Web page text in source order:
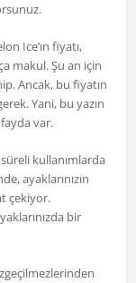
Ice’ın fiyatı,
makul. Şu an için
Ancak, bu fiyatın
Yani, bu yazın
var.
kullanımlarda
ayaklarınızın
çekiyor.
bir